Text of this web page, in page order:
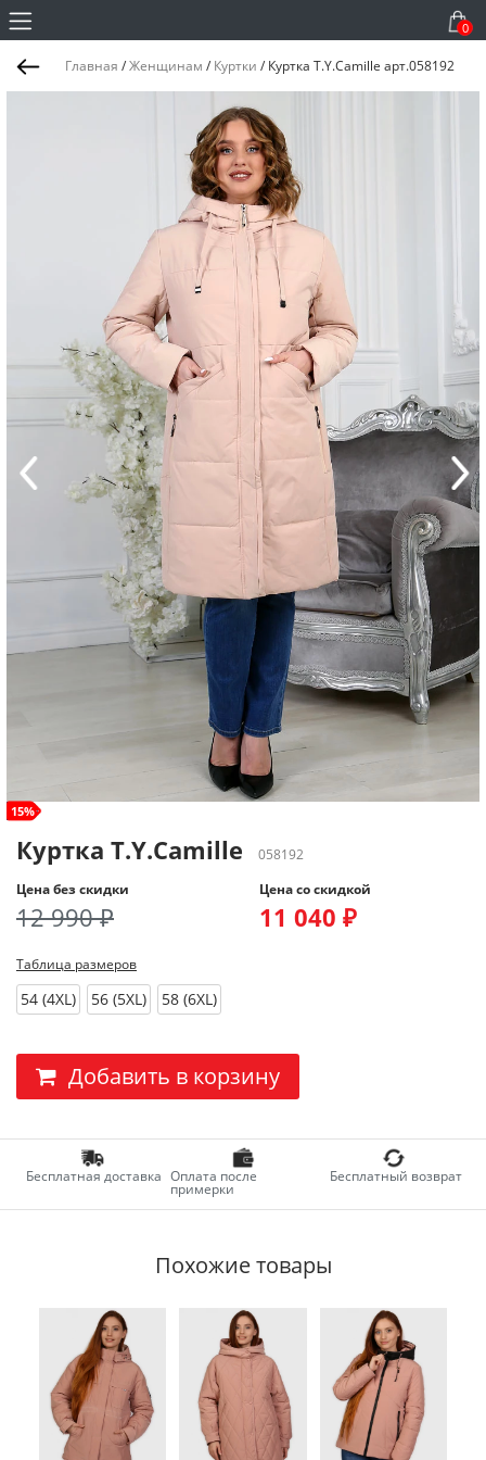
0
Главная /Женщинам / Куртки / Куртка T.Y.Camille арт.058192
size+
15%
Куртка T.Y.Camille
058192
Цена без скидки
12 990 ₽
Цена со скидкой
11 040 ₽
Таблица размеров
54 (4XL) 56 (5XL) 58 (6XL)
Добавить в корзину
Бесплатная доставка Оплата после
примерки
Бесплатный возврат
Похожие товары